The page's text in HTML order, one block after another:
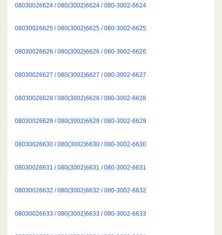
08030026624 / 080(3002)6624 / 080-3002-6624
08030026625 / 080(3002)6625 / 080-3002-6625
08030026626 / 080(3002)6626 / 080-3002-6626
08030026627 / 080(3002)6627 / 080-3002-6627
08030026628 / 080(3002)6628 / 080-3002-6628
08030026629 / 080(3002)6629 / 080-3002-6629
08030026630 / 080(3002)6630 / 080-3002-6630
08030026631 / 080(3002)6631 / 080-3002-6631
08030026632 / 080(3002)6632 / 080-3002-6632
08030026633 / 080(3002)6633 / 080-3002-6633